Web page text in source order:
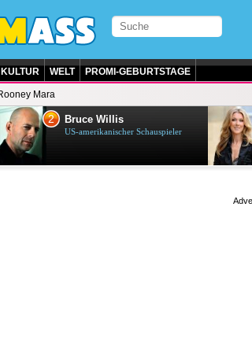
KULTUR WELT PROMI-GEBURTSTAGE
Mara
2 Bruce Willis
US-amerikanischer Schauspieler